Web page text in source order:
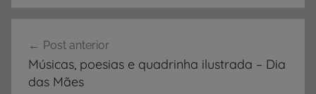
A
i
de
Post
Post anterior
Músicas, poesias e quadrinha ilustrada – Dia
das Mães